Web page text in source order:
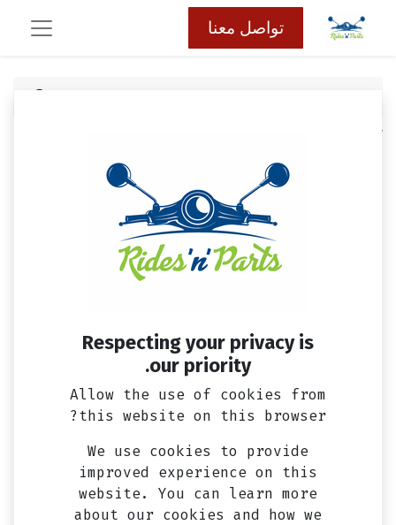
تواصل معنا
كافة المنتجات
Respecting your privacy is
our priority.
Allow the use of cookies from
this website on this browser?
We use cookies to provide
improved experience on this
website. You can learn more
about our cookies and how we